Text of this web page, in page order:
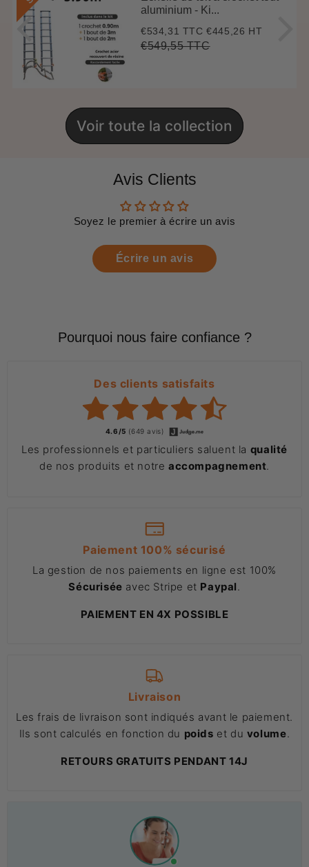
aluminium - Ki...
Prix
réduit
€534,31 TTC€534,31
€445,26 HT
Prix
€549,55 TTC€549,55
Voir toute la collection
Avis Clients
Soyez le premier à écrire un avis
Écrire un avis
Pourquoi nous faire confiance ?
Des clients satisfaits
4.6/5 (649 avis)
Les professionnels et particuliers saluent la qualité
de nos produits et notre accompagnement.
Paiement 100% sécurisé
La gestion de nos paiements en ligne est 100%
Sécurisée avec Stripe et Paypal.
PAIEMENT EN 4X POSSIBLE
Livraison
Les frais de livraison sont indiqués avant le paiement.
Ils sont calculés en fonction du poids et du volume.
RETOURS GRATUITS PENDANT 14J